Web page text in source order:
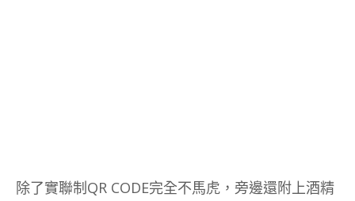
除了實聯制QR CODE完全不馬虎，旁邊還附上酒精